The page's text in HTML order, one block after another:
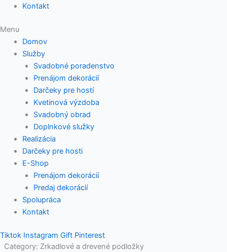
Kontakt
Menu
Domov
Služby
Svadobné poradenstvo
Prenájom dekorácií
Darčeky pre hostí
Kvetinová výzdoba
Svadobný obrad
Doplnkové služky
Realizácia
Darčeky pre hosti
E-Shop
Prenájom dekorácií
Predaj dekorácií
Spolupráca
Kontakt
Tiktok Instagram Gift Pinterest
Category: Zrkadlové a drevené podložky